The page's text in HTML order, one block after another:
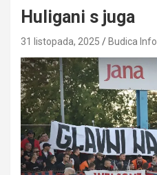
Huligani s juga
31 listopada, 2025 Budica Info